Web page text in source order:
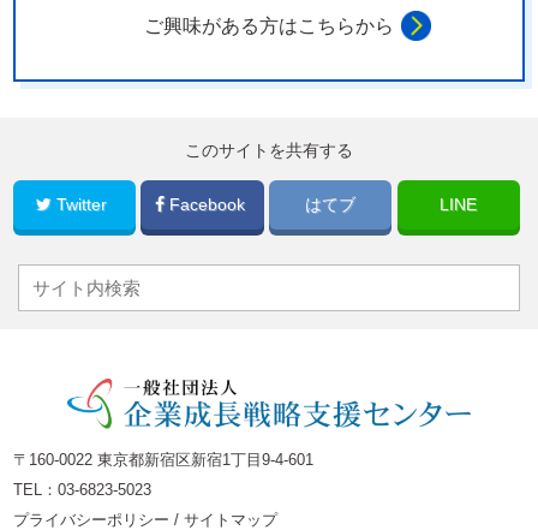
ご興味がある方はこちらから
このサイトを共有する
Twitter Facebook はてブ LINE
〒160-0022 東京都新宿区新宿1丁目9-4-601
TEL：03-6823-5023
プライバシーポリシー /サイトマップ